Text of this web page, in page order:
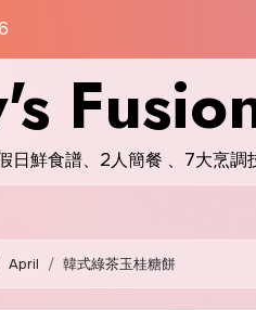
日鮮食譜、2人簡餐 、7大烹調
April 韓式綠茶玉桂糖餅